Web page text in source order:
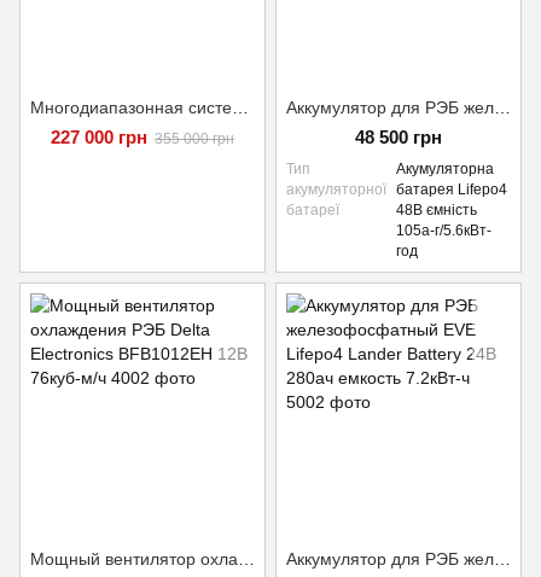
227 000 грн 355 000 грн 48 500 грн
Тип
акумуляторної
батареї
Акумуляторна
батарея Lifepo4
48В ємність
105а-г/5.6кВт-
год